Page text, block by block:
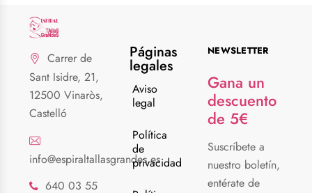
Carrer de
Sant Isidre, 21,
12500 Vinaròs,
Castelló
info@espiraltallasgrandes.es
640 03 55
Páginas
legales
Aviso
legal
Política
de
privacidad
NEWSLETTER
Gana un
descuento
de 5€
Suscríbete a
nuestro boletín,
entérate de